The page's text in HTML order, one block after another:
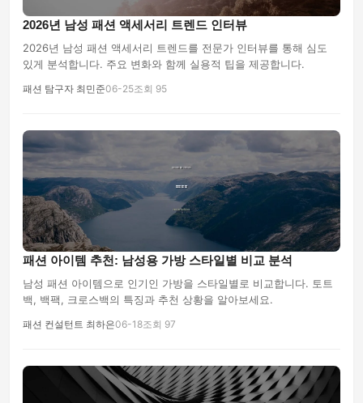
2026년 남성 패션 액세서리 트렌드 인터뷰
2026년 남성 패션 액세서리 트렌드를 전문가 인터뷰를 통해 심도
있게 분석합니다. 주요 변화와 함께 실용적 팁을 제공합니다.
패션 탐구자 최민준06-25조회 95
패션 아이템 추천: 남성용 가방 스타일별 비교 분석
남성 패션 아이템으로 인기인 가방을 스타일별로 비교합니다. 토트
백, 백팩, 크로스백의 특징과 추천 상황을 알아보세요.
패션 컨설턴트 최하은06-18조회 97